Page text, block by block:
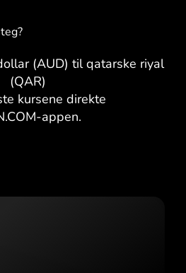
(AUD) til qatarske riyal
(QAR)
kursene direkte
appen.